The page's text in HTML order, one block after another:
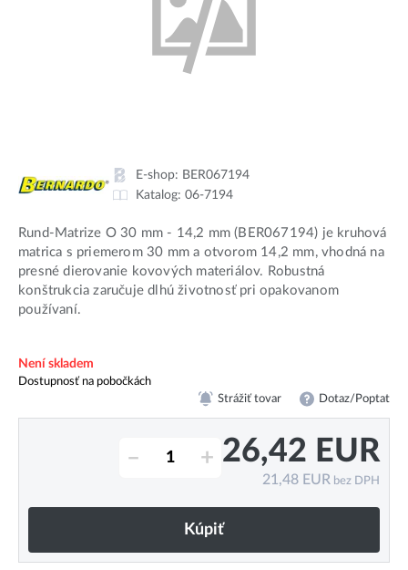
E-shop: BER067194
Katalog: 06-7194
Rund-Matrize O 30 mm - 14,2 mm (BER067194) je kruhová
matrica s priemerom 30 mm a otvorom 14,2 mm, vhodná na
presné dierovanie kovových materiálov. Robustná
konštrukcia zaručuje dlhú životnosť pri opakovanom
používaní.
Není skladem
Dostupnosť na pobočkách
Strážiť tovar Dotaz/Poptat
– + 26,42 EUR
21,48 EUR bez DPH
Kúpiť